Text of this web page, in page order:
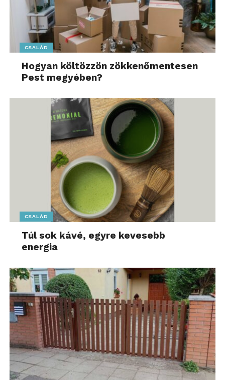
fenntartásban. További információittérhető el.
Irányt mutatunk a világban – További friss híreket
talál azeMentor.hu
főoldalán! Kövesse a technológiai
CSALÁD
Hogyan költözzön zökkenőmentesen
Pest megyében?
CSALÁD
Túl sok kávé, egyre kevesebb
energia